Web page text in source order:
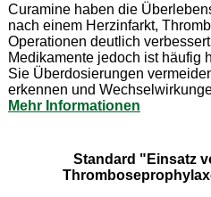
Curamine haben die
nach einem Herzinfarkt,
Operationen deutlich
Medikamente jedoch ist häufig
Sie Überdosierungen
erkennen und
Mehr Informationen
Standard "Einsatz